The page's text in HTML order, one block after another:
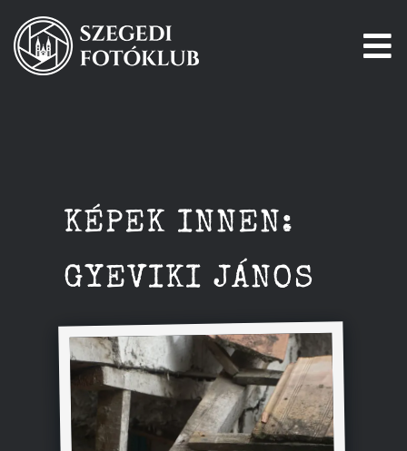
Kihagyás
Pályázatok
Tagjaink
Csatlakozz!
Történetünk
KÉPEK INNEN:
GYEVIKI JÁNOS